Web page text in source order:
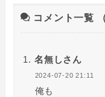
コメント一覧
名無しさん
2024-07-20 21:11
俺も